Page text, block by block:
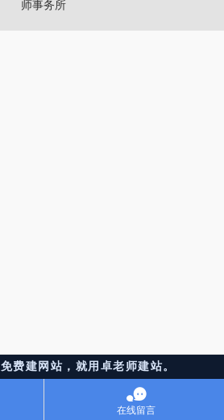
师事务所
免费建网站，就用卓老师建站。
󰂮
在线留言